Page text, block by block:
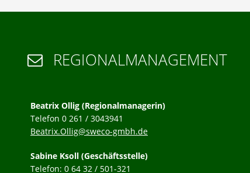
 REGIONALMANAGEMENT
Beatrix Ollig (Regionalmanagerin)
Telefon 0 261 / 3043941
Beatrix.Ollig@sweco-gmbh.de
Sabine Ksoll (Geschäftsstelle)
Telefon: 0 64 32 / 501-321